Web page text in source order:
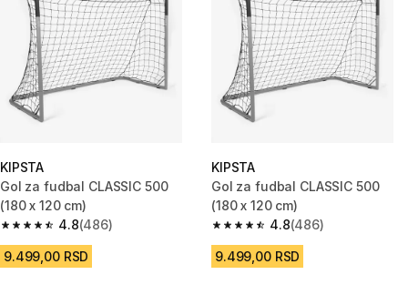
KIPSTA
Gol za fudbal CLASSIC 500
(180 x 120 cm)
4.8
4.8 od 5 zvezdica from 486 Recenzije
(486)
9.499,00 RSD
KIPSTA
Gol za fudbal CLASSIC 500
(180 x 120 cm)
4.8
4.8 od 5 zvezdica from 486
(486)
9.499,00 RSD